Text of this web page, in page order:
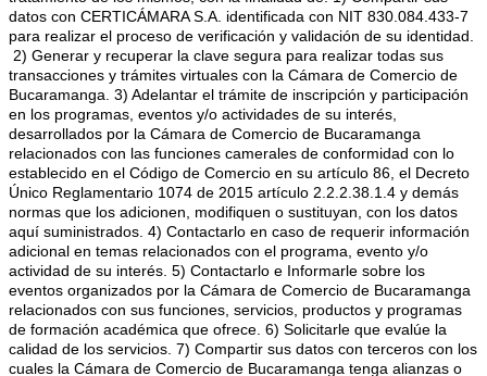
datos con CERTICÁMARA S.A. identificada con NIT 830.084.433-7
para realizar el proceso de verificación y validación de su identidad.
2) Generar y recuperar la clave segura para realizar todas sus
transacciones y trámites virtuales con la Cámara de Comercio de
Bucaramanga. 3) Adelantar el trámite de inscripción y participación
en los programas, eventos y/o actividades de su interés,
desarrollados por la Cámara de Comercio de Bucaramanga
relacionados con las funciones camerales de conformidad con lo
establecido en el Código de Comercio en su artículo 86, el Decreto
Único Reglamentario 1074 de 2015 artículo 2.2.2.38.1.4 y demás
normas que los adicionen, modifiquen o sustituyan, con los datos
aquí suministrados. 4) Contactarlo en caso de requerir información
adicional en temas relacionados con el programa, evento y/o
actividad de su interés. 5) Contactarlo e Informarle sobre los
eventos organizados por la Cámara de Comercio de Bucaramanga
relacionados con sus funciones, servicios, productos y programas
de formación académica que ofrece. 6) Solicitarle que evalúe la
calidad de los servicios. 7) Compartir sus datos con terceros con los
cuales la Cámara de Comercio de Bucaramanga tenga alianzas o